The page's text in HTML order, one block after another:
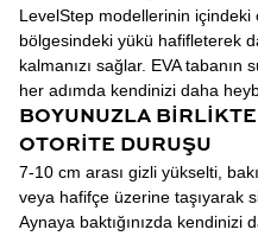
LevelStep modellerinin içindeki
bölgesindeki yükü hafifleterek
kalmanızı sağlar. EVA
her adımda kendinizi daha
BOYUNUZLA
OTORITE DURUŞU
7-10 cm arası gizli yükselti,
veya hafifçe üzerine taşıyarak
Aynaya baktığınızda kendinizi